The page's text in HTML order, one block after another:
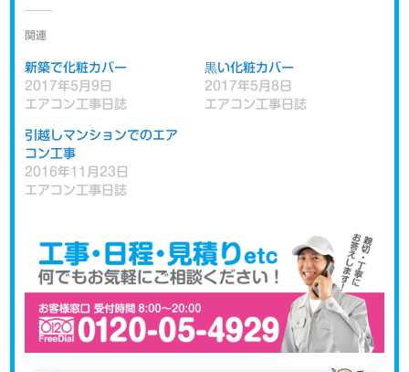
関連
新築で化粧カバー
2017年5月9日
エアコン工事日誌
黒い化粧カバー
2017年5月8日
エアコン工事日誌
引越しマンションでのエア
コン工事
2016年11月23日
エアコン工事日誌